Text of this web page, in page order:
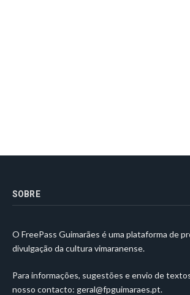
SOBRE
O FreePass Guimarães é uma plataforma de
divulgação da cultura vimaranense.
Para informações, sugestões e envio de
nosso contacto: geral@fpguimaraes.pt.